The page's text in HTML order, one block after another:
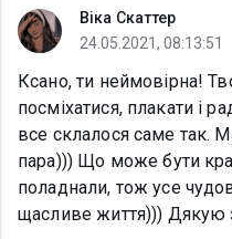
Віка Скаттер
24.05.2021, 08:13:51
Ксано, ти неймовірна!
посміхатися, плакати і
все склалося саме так.
пара))) Що може бути
поладнали, тож усе
щасливе життя))) Дякую